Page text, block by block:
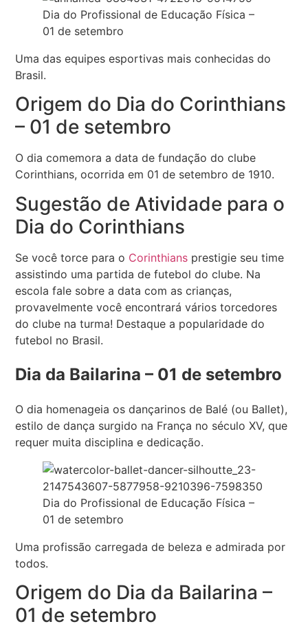
Dia do Profissional de Educação Física –
01 de setembro
Uma das equipes esportivas mais conhecidas do
Brasil.
Origem do Dia do Corinthians
– 01 de setembro
O dia comemora a data de fundação do clube
Corinthians, ocorrida em 01 de setembro de 1910.
Sugestão de Atividade para o
Dia do Corinthians
Se você torce para o Corinthians prestigie seu time
assistindo uma partida de futebol do clube. Na
escola fale sobre a data com as crianças,
provavelmente você encontrará vários torcedores
do clube na turma! Destaque a popularidade do
futebol no Brasil.
Dia da Bailarina – 01 de setembro
O dia homenageia os dançarinos de Balé (ou Ballet),
estilo de dança surgido na França no século XV, que
requer muita disciplina e dedicação.
Dia do Profissional de Educação Física –
01 de setembro
Uma profissão carregada de beleza e admirada por
todos.
Origem do Dia da Bailarina –
01 de setembro